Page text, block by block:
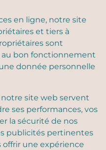
en ligne, notre site
et tiers à
sont
bon fonctionnement
donnée personnelle
site web servent
ses performances, vos
la sécurité de nos
publicités pertinentes
offrir une expérience